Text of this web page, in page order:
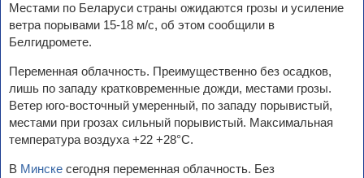
Местами по Беларуси страны ожидаются грозы и усиление
ветра порывами 15-18 м/с, об этом сообщили в
Белгидромете.
Переменная облачность. Преимущественно без осадков,
лишь по западу кратковременные дожди, местами грозы.
Ветер юго-восточный умеренный, по западу порывистый,
местами при грозах сильный порывистый. Максимальная
температура воздуха +22 +28°С.
В Минске сегодня переменная облачность. Без